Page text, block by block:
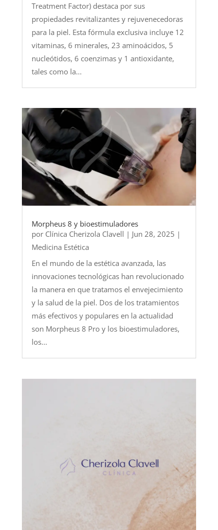
Treatment Factor) destaca por sus
propiedades revitalizantes y rejuvenecedoras
para la piel. Esta fórmula exclusiva incluye 12
vitaminas, 6 minerales, 23 aminoácidos, 5
nucleótidos, 6 coenzimas y 1 antioxidante,
tales como la...
Morpheus 8 y bioestimuladores
por Clínica Cherizola Clavell | Jun 28, 2025 |
Medicina Estética
En el mundo de la estética avanzada, las
innovaciones tecnológicas han revolucionado
la manera en que tratamos el envejecimiento
y la salud de la piel. Dos de los tratamientos
más efectivos y populares en la actualidad
son Morpheus 8 Pro y los bioestimuladores,
los...